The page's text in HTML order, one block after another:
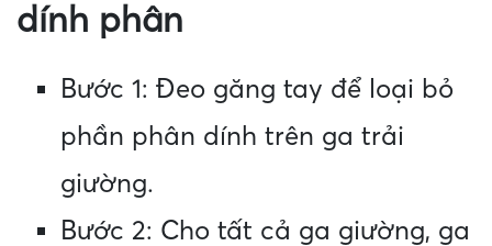
dính phân
Bước 1: Đeo găng tay để loại bỏ
phần phân dính trên ga trải
giường.
Bước 2: Cho tất cả ga giường, ga